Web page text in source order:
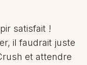
satisfait !
il faudrait juste
et attendre